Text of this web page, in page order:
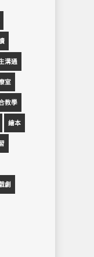
溝通
室
教學
繪本
劇